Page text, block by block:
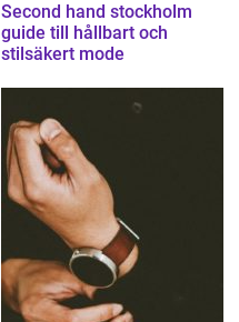
Second hand stockholm
guide till hållbart och
stilsäkert mode